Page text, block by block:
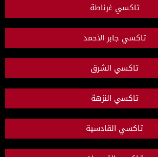
تاكسي غرناطة
تاكسي جابر الأحمد
تاكسي الشرق
تاكسي النزهة
تاكسي القادسية